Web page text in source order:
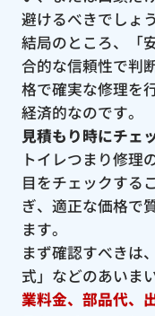
避けるべきでしょう
結局のところ、「
合的な信頼性で判
格で確実な修理を
経済的なのです。
見積もり時にチェ
トイレつまり修理
目をチェックする
ぎ、適正な価格で
ます。
まず確認すべきは
式」などのあいま
業料金、部品代、